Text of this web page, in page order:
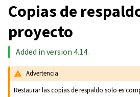
Copias de
proyecto
Added in version 4.14.
Advertencia
Restaurar las copias de respaldo solo es